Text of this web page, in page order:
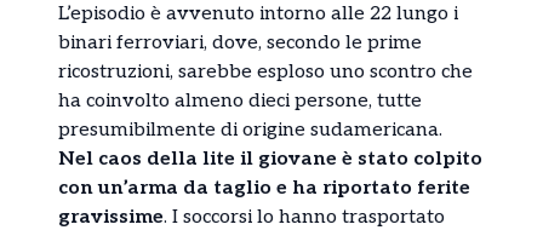
L’episodio è avvenuto intorno alle 22 lungo i
binari ferroviari, dove, secondo le prime
ricostruzioni, sarebbe esploso uno scontro che
ha coinvolto almeno dieci persone, tutte
presumibilmente di origine sudamericana.
Nel caos della lite il giovane è stato colpito
con un’arma da taglio e ha riportato ferite
gravissime. I soccorsi lo hanno trasportato